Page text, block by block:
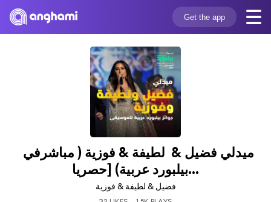
Get the app
بيلبورد عربية) [حصريا...
فضيل & لطيفة & فوزية